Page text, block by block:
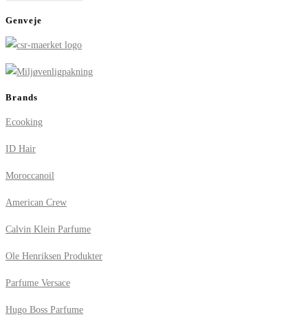
Genveje
Brands
Ecooking
ID Hair
Moroccanoil
American Crew
Calvin Klein Parfume
Ole Henriksen Produkter
Parfume Versace
Hugo Boss Parfume